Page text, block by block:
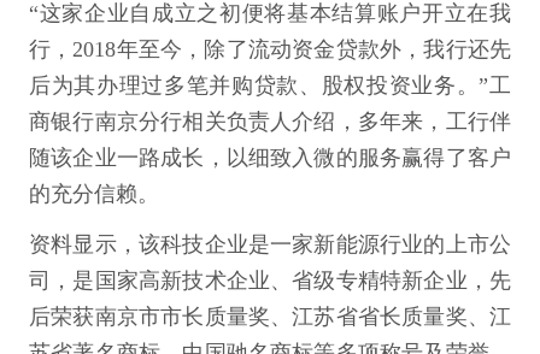
“这家企业自成立之初便将基本结算账户开立在我
行，2018年至今，除了流动资金贷款外，我行还先
后为其办理过多笔并购贷款、股权投资业务。”工
商银行南京分行相关负责人介绍，多年来，工行伴
随该企业一路成长，以细致入微的服务赢得了客户
的充分信赖。
资料显示，该科技企业是一家新能源行业的上市公
司，是国家高新技术企业、省级专精特新企业，先
后荣获南京市市长质量奖、江苏省省长质量奖、江